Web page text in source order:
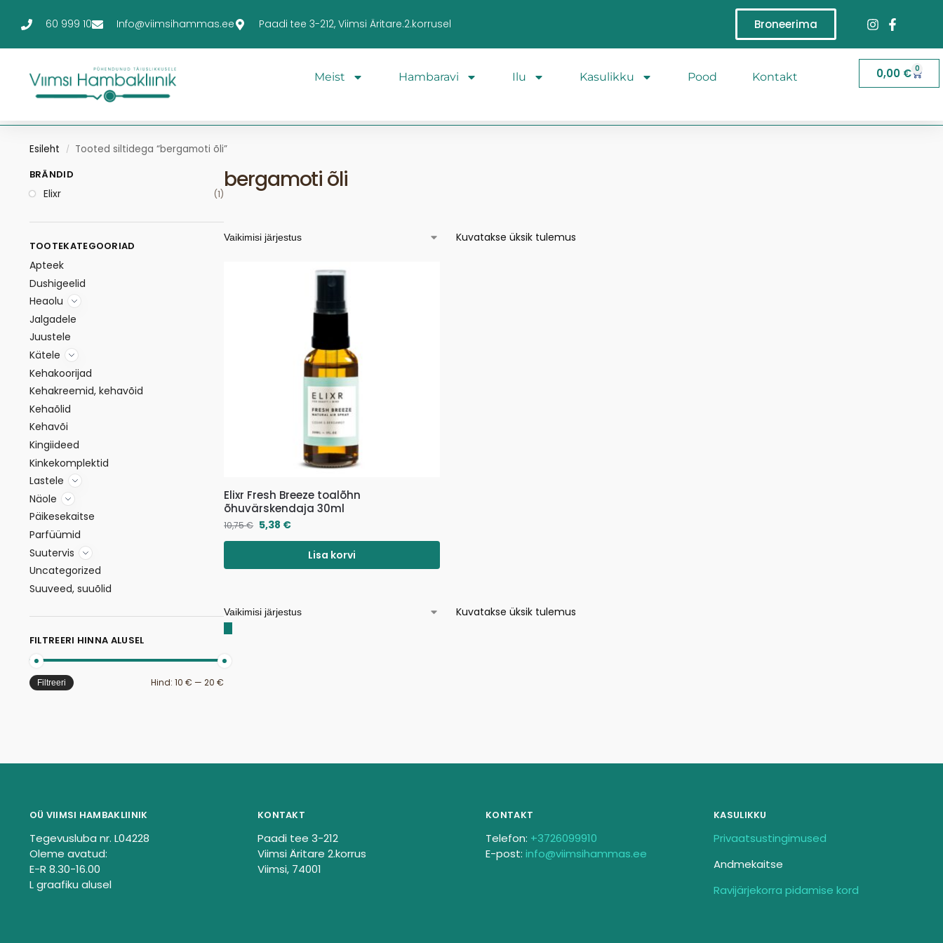
60 999 10 Info@viimsihammas.ee Paadi tee 3-212, Viimsi Äritare.2.korrusel Broneerima
Meist Hambaravi Ilu Kasulikku Pood Kontakt 0,00 € 0
Esileht / Tooted siltidega “bergamoti õli”
bergamoti õli
Kuvatakse üksik tulemus
Elixr Fresh Breeze toalõhn
õhuvärskendaja 30ml
10,75€ 5,38 €
Lisa korvi
Kuvatakse üksik tulemus
BRÄNDID
Elixr (1)
TOOTEKATEGOORIAD
Apteek
Dushigeelid
Heaolu
Jalgadele
Juustele
Kätele
Kehakoorijad
Kehakreemid, kehavõid
Kehaõlid
Kehavõi
Kingiideed
Kinkekomplektid
Lastele
Näole
Päikesekaitse
Parfüümid
Suutervis
Uncategorized
Suuveed, suuõlid
FILTREERI HINNA ALUSEL
Filtreeri Hind:10 € —20 €
OÜ VIIMSI HAMBAKLIINIK
Tegevusluba nr. L04228
Oleme avatud:
E-R 8.30-16.00
L graafiku alusel
KONTAKT
Paadi tee 3-212
Viimsi Äritare 2.korrus
Viimsi, 74001
KONTAKT
Telefon: +3726099910
E-post: info@viimsihammas.ee
KASULIKKU
Privaatsustingimused
Andmekaitse
Ravijärjekorra pidamise kord